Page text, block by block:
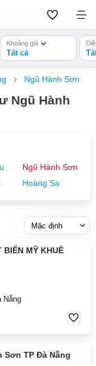
Khoảng giá
Tất cả
Ngũ Hành Sơn
Ngũ Hành
Ngũ Hành Sơn
Hoàng Sa
BIỂN MỸ KHUÊ
Nẵng
Sơn TP Đà Nẵng